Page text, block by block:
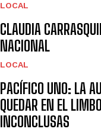
LOCAL
CLAUDIA
NACIONAL
LOCAL
PACÍFICO UNO: LA
QUEDAR EN EL
INCONCLUSAS